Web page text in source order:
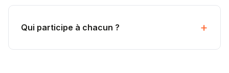
Qui participe à chacun ?